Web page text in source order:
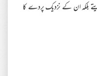
بلکہ ان کے نزدیک پردے کا